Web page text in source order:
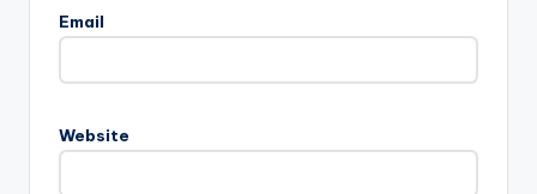
Email
Website